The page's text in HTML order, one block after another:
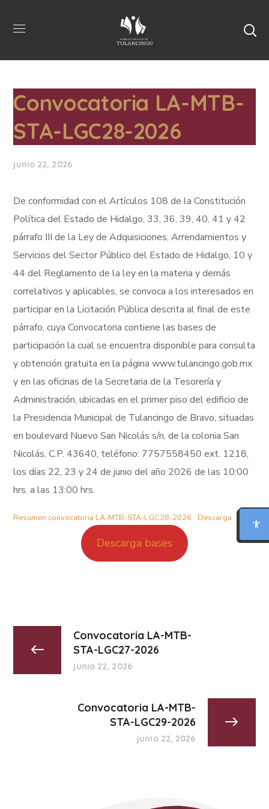
Convocatoria LA-MTB-
STA-LGC28-2026
junio 22, 2026
De conformidad con el Artículos 108 de la Constitución
Política del Estado de Hidalgo, 33, 36, 39, 40, 41 y 42
párrafo III de la Ley de Adquisiciones, Arrendamientos y
Servicios del Sector Público del Estado de Hidalgo, 10 y
44 del Reglamento de la ley en la materia y demás
correlativos y aplicables, se convoca a los interesados en
participar en la Licitación Pública descrita al final de este
párrafo, cuya Convocatoria contiene las bases de
participación la cual se encuentra disponible para consulta
y obtención gratuita en la página www.tulancingo.gob.mx
y en las oficinas de la Secretaria de la Tesorería y
Administración, ubicadas en el primer piso del edificio de
la Presidencia Municipal de Tulancingo de Bravo, situadas
en boulevard Nuevo San Nicolás s/n, de la colonia San
Nicolás, C.P. 43640, teléfono: 7757558450 ext. 1218,
los días 22, 23 y 24 de junio del año 2026 de las 10:00
hrs. a las 13:00 hrs.
Resumen convocatoria LA-MTB-STA-LGC28-2026 Descarga
Descarga bases
Convocatoria LA-MTB-
STA-LGC27-2026
junio 22, 2026
Convocatoria LA-MTB-
STA-LGC29-2026
junio 22, 2026
LECTURA PARA DISLEXIA
BIONIC READING
RESUMIR ESTA PÁGINA